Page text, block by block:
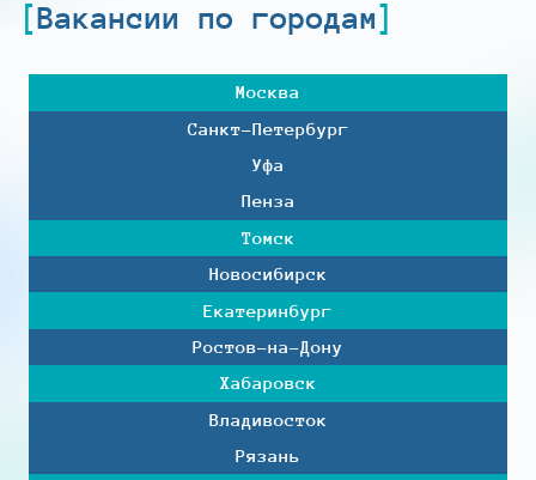
Вакансии по городам
Москва
Санкт-Петербург
Уфа
Пенза
Томск
Новосибирск
Екатеринбург
Ростов-на-Дону
Хабаровск
Владивосток
Рязань